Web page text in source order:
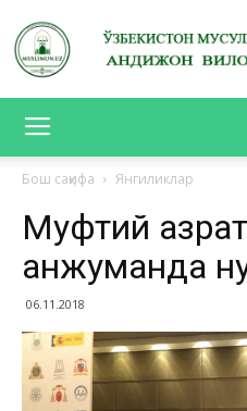
Бош саҳифа Янгиликлар
Муфтий
анжуманда
06.11.2018